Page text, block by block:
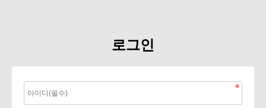
로그인